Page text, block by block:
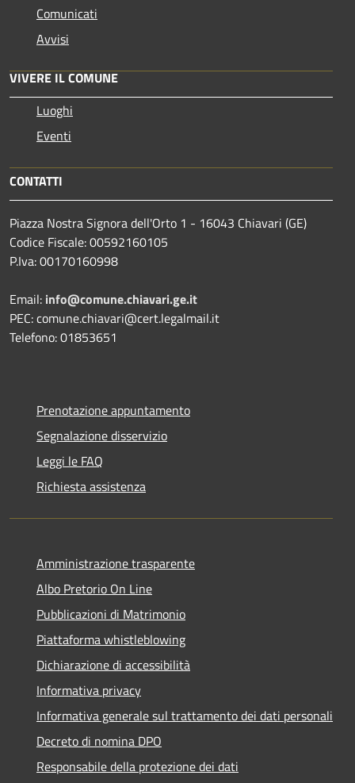
Comunicati
Avvisi
VIVERE IL COMUNE
Luoghi
Eventi
CONTATTI
Piazza Nostra Signora dell'Orto 1 - 16043 Chiavari (GE)
Codice Fiscale: 00592160105
P.Iva: 00170160998
Email: info@comune.chiavari.ge.it
PEC: comune.chiavari@cert.legalmail.it
Telefono: 01853651
Prenotazione appuntamento
Segnalazione disservizio
Leggi le FAQ
Richiesta assistenza
Amministrazione trasparente
Albo Pretorio On Line
Pubblicazioni di Matrimonio
Piattaforma whistleblowing
Dichiarazione di accessibilità
Informativa privacy
Informativa generale sul trattamento dei dati personali
Decreto di nomina DPO
Responsabile della protezione dei dati